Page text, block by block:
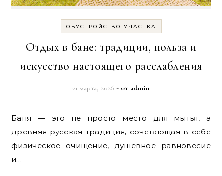
ОБУСТРОЙСТВО УЧАСТКА
Отдых в бане: традиции, польза и
искусство настоящего расслабления
21 марта, 2026 - от admin
Баня — это не просто место для мытья, а
древняя русская традиция, сочетающая в себе
физическое очищение, душевное равновесие
и…